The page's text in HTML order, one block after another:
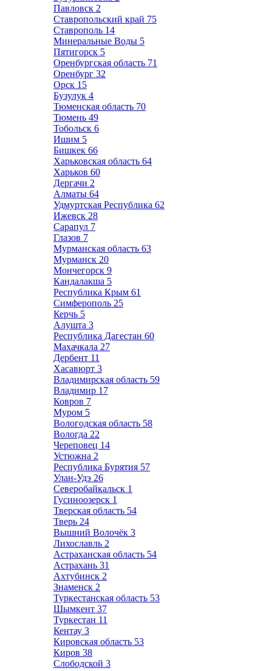
Павловск 2
Ставропольский край 75
Ставрополь 14
Минеральные Воды 5
Пятигорск 5
Оренбургская область 71
Оренбург 32
Орск 15
Бузулук 4
Тюменская область 70
Тюмень 49
Тобольск 6
Ишим 5
Бишкек 66
Харьковская область 64
Харьков 60
Дергачи 2
Алматы 64
Удмуртская Республика 62
Ижевск 28
Сарапул 7
Глазов 7
Мурманская область 63
Мурманск 20
Мончегорск 9
Кандалакша 5
Республика Крым 61
Симферополь 25
Керчь 5
Алушта 3
Республика Дагестан 60
Махачкала 27
Дербент 11
Хасавюрт 3
Владимирская область 59
Владимир 17
Ковров 7
Муром 5
Вологодская область 58
Вологда 22
Череповец 14
Устюжна 2
Республика Бурятия 57
Улан-Удэ 26
Северобайкальск 1
Гусиноозерск 1
Тверская область 54
Тверь 24
Вышний Волочёк 3
Лихославль 2
Астраханская область 54
Астрахань 31
Ахтубинск 2
Знаменск 2
Туркестанская область 53
Шымкент 37
Туркестан 11
Кентау 3
Кировская область 53
Киров 38
Слободской 3